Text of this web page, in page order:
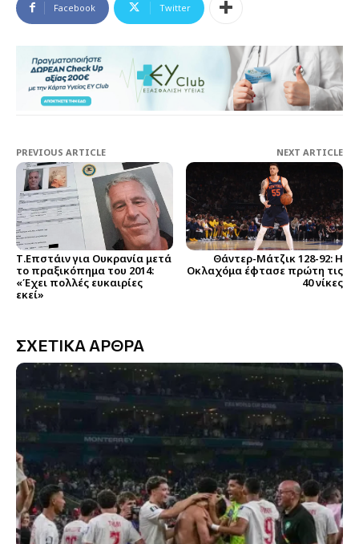
Facebook Twitter
PREVIOUS ARTICLE
Τ.Επστάιν για Ουκρανία μετά
το πραξικόπημα του 2014:
«Έχει πολλές ευκαιρίες
εκεί»
NEXT ARTICLE
Θάντερ-Μάτζικ 128-92: Η
Οκλαχόμα έφτασε πρώτη τις
40 νίκες
ΣΧΕΤΙΚΑ ΑΡΘΡΑ